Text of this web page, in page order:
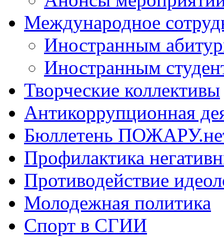
Международное
Иностранным
Иностранным
Творческие коллективы
Антикоррупционная
Бюллетень
Профилактика
Противодействие
Молодежная политика
Спорт в СГИИ